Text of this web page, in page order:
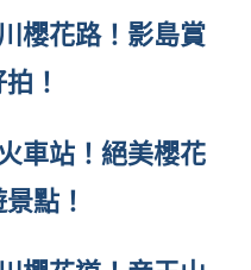
櫻花路！影島賞
！
車站！絕美櫻花
點！